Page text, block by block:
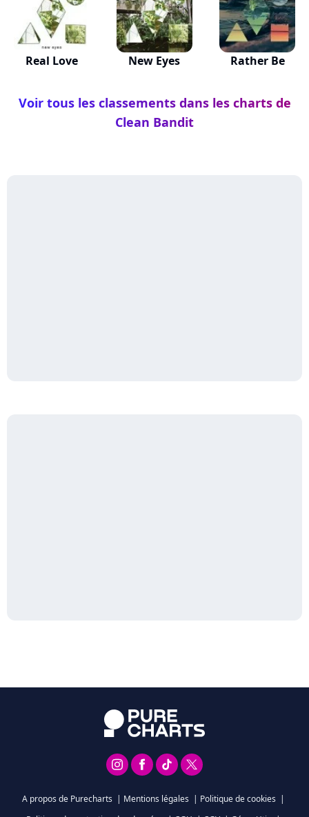
Real Love New Eyes Rather Be
Voir tous les classements dans les charts de
Clean Bandit
A propos de Purecharts | Mentions légales | Politique de cookies |